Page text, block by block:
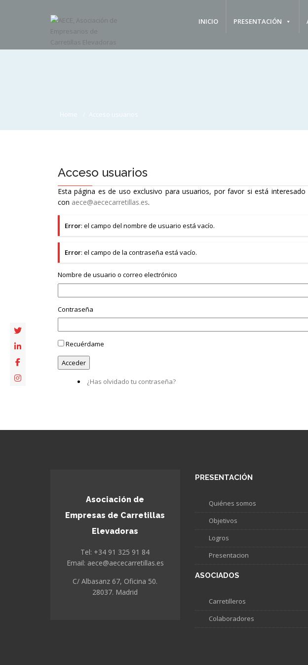
INICIO PRESENTACIÓN
Home Acceso usuarios
Acceso usuarios
Esta página es de uso exclusivo para usuarios, por favor si está
con aece@aececarretillas.es.
Error: el campo del nombre de usuario está vacío.
Error: el campo de la contraseña está vacío.
Nombre de usuario o correo electrónico
Contraseña
Recuérdame
¿Has olvidado tu contraseña?
Asociación de
Empresas de Carretillas
Elevadoras
Tel: +34 91 325 91 84
Email: aece@aececarretillas.es
C/ Albasanz 67, Oficina 50.
28037. Madrid
PRESENTACIÓN
Quiénes somos
Objetivos
Logros
Presentacion
ASOCIADOS
Carretilleros
Colaboradores